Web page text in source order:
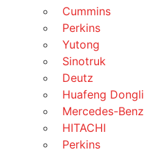
Cummins
Perkins
Yutong
Sinotruk
Deutz
Huafeng Dongli
Mercedes-Benz
HITACHI
Perkins